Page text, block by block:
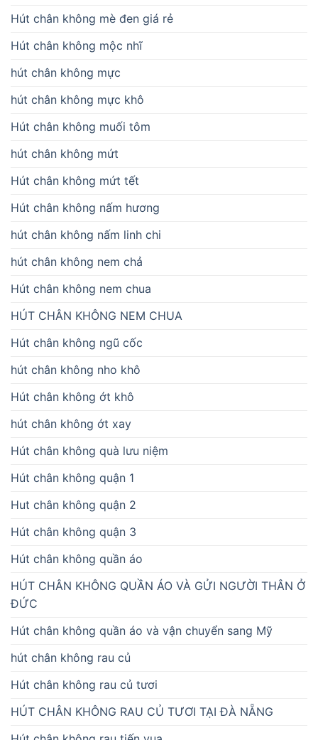
Hút chân không mè đen giá rẻ
Hút chân không mộc nhĩ
hút chân không mực
hút chân không mực khô
Hút chân không muối tôm
hút chân không mứt
Hút chân không mứt tết
Hút chân không nấm hương
hút chân không nấm linh chi
hút chân không nem chả
Hút chân không nem chua
HÚT CHÂN KHÔNG NEM CHUA
Hút chân không ngũ cốc
hút chân không nho khô
Hút chân không ớt khô
hút chân không ớt xay
Hút chân không quà lưu niệm
Hút chân không quận 1
Hut chân không quận 2
Hút chân không quận 3
Hút chân không quần áo
HÚT CHÂN KHÔNG QUẦN ÁO VÀ GỬI NGƯỜI THÂN Ở
ĐỨC
Hút chân không quần áo và vận chuyển sang Mỹ
hút chân không rau củ
Hút chân không rau củ tươi
HÚT CHÂN KHÔNG RAU CỦ TƯƠI TẠI ĐÀ NẴNG